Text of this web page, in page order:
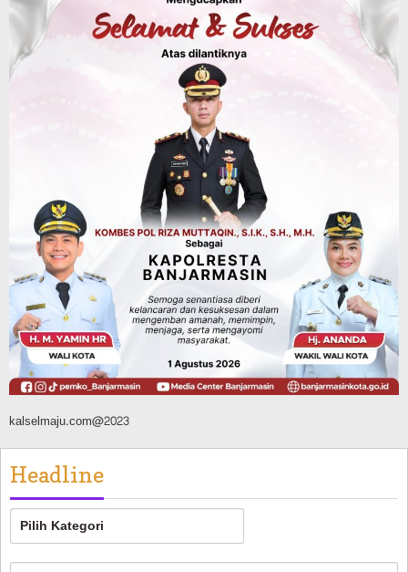
Agustus 6, 2026
Advertorial
Disporapar Balangan Bekali Pokdarwis
Pelatihan Rescue, BASARNAS Tabalong
Jadi Instruktur
Sosial & Keagamaan
16 Pelaku Anak Kasus Asusila
Didampingi DP3A Banjarmasin,
Sebagian Ternyata Pernah Jadi Korban
Agustus 6, 2026
kalselmaju.com@2023
Headline
Headline